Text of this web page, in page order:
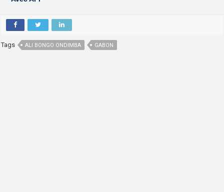
Tags ALI BONGO ONDIMBA GABON